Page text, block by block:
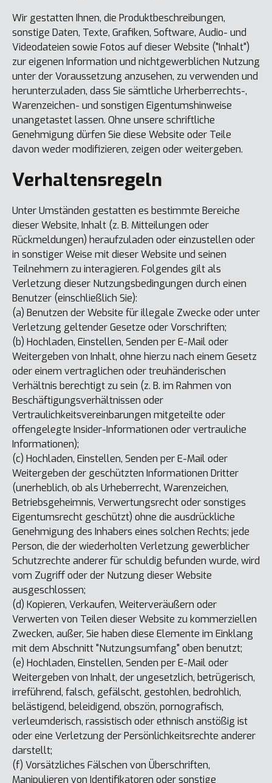
Wir gestatten Ihnen, die Produktbeschreibungen,
sonstige Daten, Texte, Grafiken, Software, Audio- und
Videodateien sowie Fotos auf dieser Website ("Inhalt")
zur eigenen Information und nichtgewerblichen Nutzung
unter der Voraussetzung anzusehen, zu verwenden und
herunterzuladen, dass Sie sämtliche Urherberrechts-,
Warenzeichen- und sonstigen Eigentumshinweise
unangetastet lassen. Ohne unsere schriftliche
Genehmigung dürfen Sie diese Website oder Teile
davon weder modifizieren, zeigen oder weitergeben.
Verhaltensregeln
Unter Umständen gestatten es bestimmte Bereiche
dieser Website, Inhalt (z. B. Mitteilungen oder
Rückmeldungen) heraufzuladen oder einzustellen oder
in sonstiger Weise mit dieser Website und seinen
Teilnehmern zu interagieren. Folgendes gilt als
Verletzung dieser Nutzungsbedingungen durch einen
Benutzer (einschließlich Sie):
(a) Benutzen der Website für illegale Zwecke oder unter
Verletzung geltender Gesetze oder Vorschriften;
(b) Hochladen, Einstellen, Senden per E-Mail oder
Weitergeben von Inhalt, ohne hierzu nach einem Gesetz
oder einem vertraglichen oder treuhänderischen
Verhältnis berechtigt zu sein (z. B. im Rahmen von
Beschäftigungsverhältnissen oder
Vertraulichkeitsvereinbarungen mitgeteilte oder
offengelegte Insider-Informationen oder vertrauliche
Informationen);
(c) Hochladen, Einstellen, Senden per E-Mail oder
Weitergeben der geschützten Informationen Dritter
(unerheblich, ob als Urheberrecht, Warenzeichen,
Betriebsgeheimnis, Verwertungsrecht oder sonstiges
Eigentumsrecht geschützt) ohne die ausdrückliche
Genehmigung des Inhabers eines solchen Rechts; jede
Person, die der wiederholten Verletzung gewerblicher
Schutzrechte anderer für schuldig befunden wurde, wird
vom Zugriff oder der Nutzung dieser Website
ausgeschlossen;
(d) Kopieren, Verkaufen, Weiterveräußern oder
Verwerten von Teilen dieser Website zu kommerziellen
Zwecken, außer, Sie haben diese Elemente im Einklang
mit dem Abschnitt "Nutzungsumfang" oben benutzt;
(e) Hochladen, Einstellen, Senden per E-Mail oder
Weitergeben von Inhalt, der ungesetzlich, betrügerisch,
irreführend, falsch, gefälscht, gestohlen, bedrohlich,
belästigend, beleidigend, obszön, pornografisch,
verleumderisch, rassistisch oder ethnisch anstößig ist
oder eine Verletzung der Persönlichkeitsrechte anderer
darstellt;
(f) Vorsätzliches Fälschen von Überschriften,
Manipulieren von Identifikatoren oder sonstige